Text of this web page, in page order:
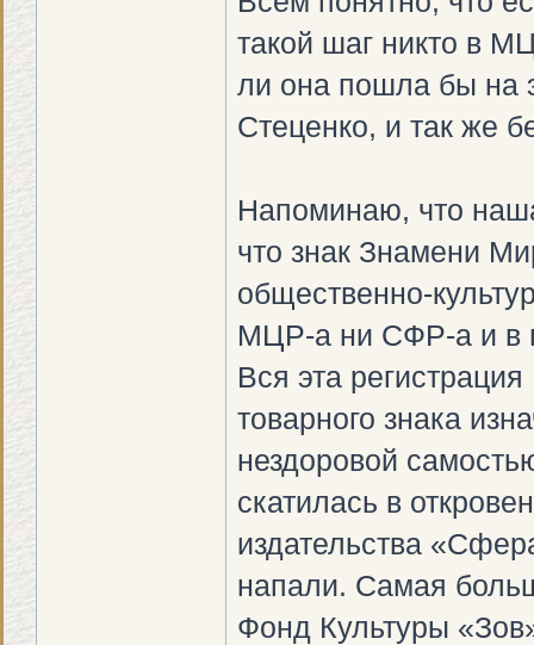
такой шаг никто в
ли она пошла бы на
Стеценко, и так же
Напоминаю, что
что знак Знамени
общественно-
МЦР-а ни СФР-а и в
Вся эта
товарного знака
нездоровой
скатилась в
издательства
напали. Самая
Фонд Культуры